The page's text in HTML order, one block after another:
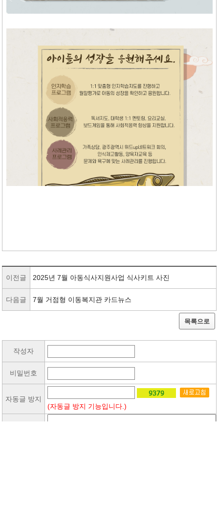
이전글 2025년 7월 아동식사지원사업 식사키트 사진
다음글 7월 거점형 이동복지관 카드뉴스
목록으로
작성자
비밀번호
자동글 방지
(자동글 방지 기능입니다.)